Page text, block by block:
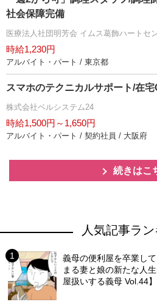
社会保障完備
医療法人社団明芳会 イムス葛飾ハートセ
時給1,230円
アルバイト・パート / 東京都
スマホのテクニカルサポート/在
株式会社ベルシステム24
時給1,500円～1,650円
アルバイト・パート / 契約社員 / 大阪府
続きはこ
人気記事ラ
義母の便利屋を卒業し
まる妻と娘の新たな人
屋扱いする義母 Vol.44】